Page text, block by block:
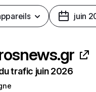
juin
trafic juin 2026